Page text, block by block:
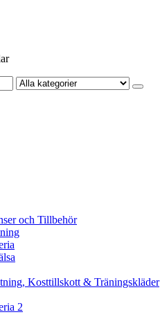
och Tillbehör
Kosttillskott & Träningskläder
2